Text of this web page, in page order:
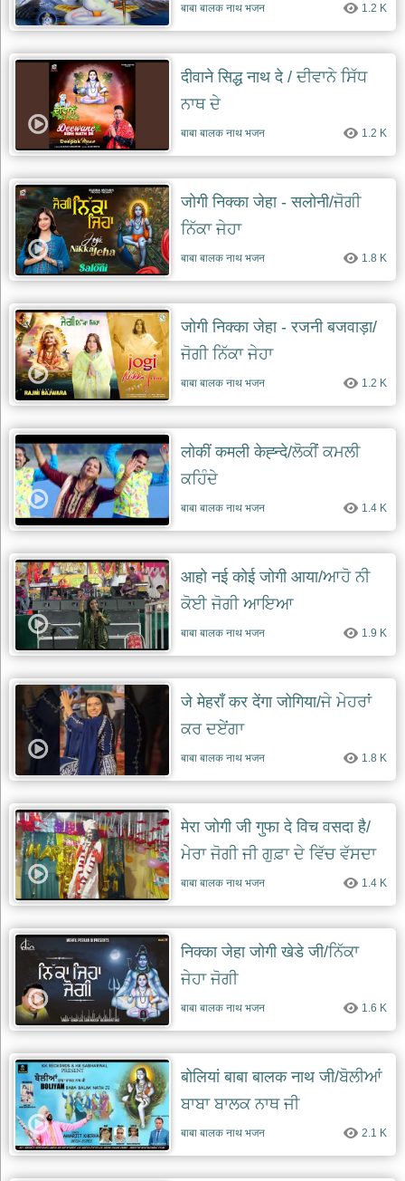
ਜੋਗੀ
बाबा बालक नाथ भजन 1.2 K
दीवाने सिद्ध नाथ दे / ਦੀਵਾਨੇ ਸਿੱਧ
ਨਾਥ ਦੇ
बाबा बालक नाथ भजन 1.2 K
जोगी निक्का जेहा - सलोनी/ਜੋਗੀ
ਨਿੱਕਾ ਜੇਹਾ
बाबा बालक नाथ भजन 1.8 K
जोगी निक्का जेहा - रजनी बजवाड़ा/
ਜੋਗੀ ਨਿੱਕਾ ਜੇਹਾ
बाबा बालक नाथ भजन 1.2 K
लोकीं कमली केह्न्दे/ਲੋਕੀਂ ਕਮਲੀ
ਕਹਿੰਦੇ
बाबा बालक नाथ भजन 1.4 K
आहो नई कोई जोगी आया/ਆਹੋ ਨੀ
ਕੋਈ ਜੋਗੀ ਆਇਆ
बाबा बालक नाथ भजन 1.9 K
जे मेहराँ कर देंगा जोगिया/ਜੇ ਮੇਹਰਾਂ
ਕਰ ਦਏਂਗਾ
बाबा बालक नाथ भजन 1.8 K
मेरा जोगी जी गुफा दे विच वसदा है/
ਮੇਰਾ ਜੋਗੀ ਜੀ ਗੁਫ਼ਾ ਦੇ ਵਿੱਚ ਵੱਸਦਾ
ਏ
बाबा बालक नाथ भजन 1.4 K
निक्का जेहा जोगी खेडे जी/ਨਿੱਕਾ
ਜੇਹਾ ਜੋਗੀ
बाबा बालक नाथ भजन 1.6 K
बोलियां बाबा बालक नाथ जी/ਬੋਲੀਆਂ
ਬਾਬਾ ਬਾਲਕ ਨਾਥ ਜੀ
बाबा बालक नाथ भजन 2.1 K